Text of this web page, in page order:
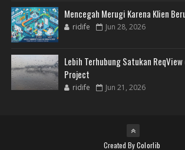
Mencegah Merugi Karena Klien
ridife Jun 28, 2026
Lebih Terhubung Satukan
Project
ridife Jun 21, 2026
Created ByColorlib